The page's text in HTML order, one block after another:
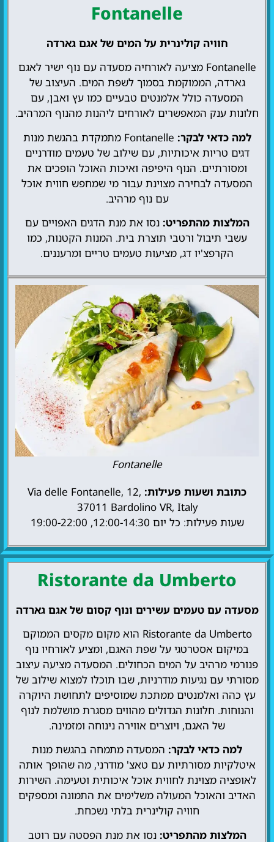
Fontanelle
חוויה קולינרית על המים של אגם גארדה
Fontanelle מציעה לאורחיה מסעדה עם נוף ישיר לאגם
גארדה, הממוקמת בסמוך לשפת המים. העיצוב של
המסעדה כולל אלמנטים טבעיים כמו עץ ואבן, עם
חלונות ענק המאפשרים לאורחים ליהנות מהנוף המרהיב.
למה כדאי לבקר:
Fontanelle מתמקדת בהגשת מנות
דגים טריות איכותיות, עם שילוב של טעמים מודרניים
ומסורתיים. הנוף היפיפה ואיכות האוכל הופכים את
המסעדה לבחירה מצוינת עבור מי שמחפש חווית אוכל
עם נוף מרהיב.
המלצות מהתפריט: נסו את מנת הדגים האפויים עם
עשבי תיבול ורטבי תוצרת בית. המנות הקטנות, כמו
הקרפצ'יו דג, מציעות טעמים טריים ומרעננים.
Fontanelle
כתובת ושעות פעילות: Via delle Fontanelle, 12,
37011 Bardolino VR, Italy
שעות פעילות: כל יום 12:00-14:30, 19:00-22:00
Ristorante da Umberto
מסעדה עם טעמים עשירים ונוף קסום של אגם גארדה
Ristorante da Umberto הוא מקום מקסים הממוקם
במיקום אסטרטגי על שפת האגם, ומציע לאורחיו נוף
פנורמי מרהיב על המים הכחולים. המסעדה מציעה עיצוב
מסורתי עם נגיעות מודרניות, שבו תוכלו למצוא שילוב של
עץ כהה ואלמנטים ממתכת שמוסיפים לתחושת היוקרה
והנוחות. חלונות הגדולים מהווים מסגרת מושלמת לנוף
של האגם, ויוצרים אווירה נינוחה ומזמינה.
למה כדאי לבקר: המסעדה מתמחה בהגשת מנות
איטלקיות מסורתיות עם טאצ' מודרני, מה שהופך אותה
לאופציה מצוינת לחווית אוכל איכותית וטעימה. השירות
האדיב והאוכל המעולה משלימים את התמונה ומספקים
חוויה קולינרית בלתי נשכחת.
המלצות מהתפריט: נסו את מנת הפסטה עם רוטב